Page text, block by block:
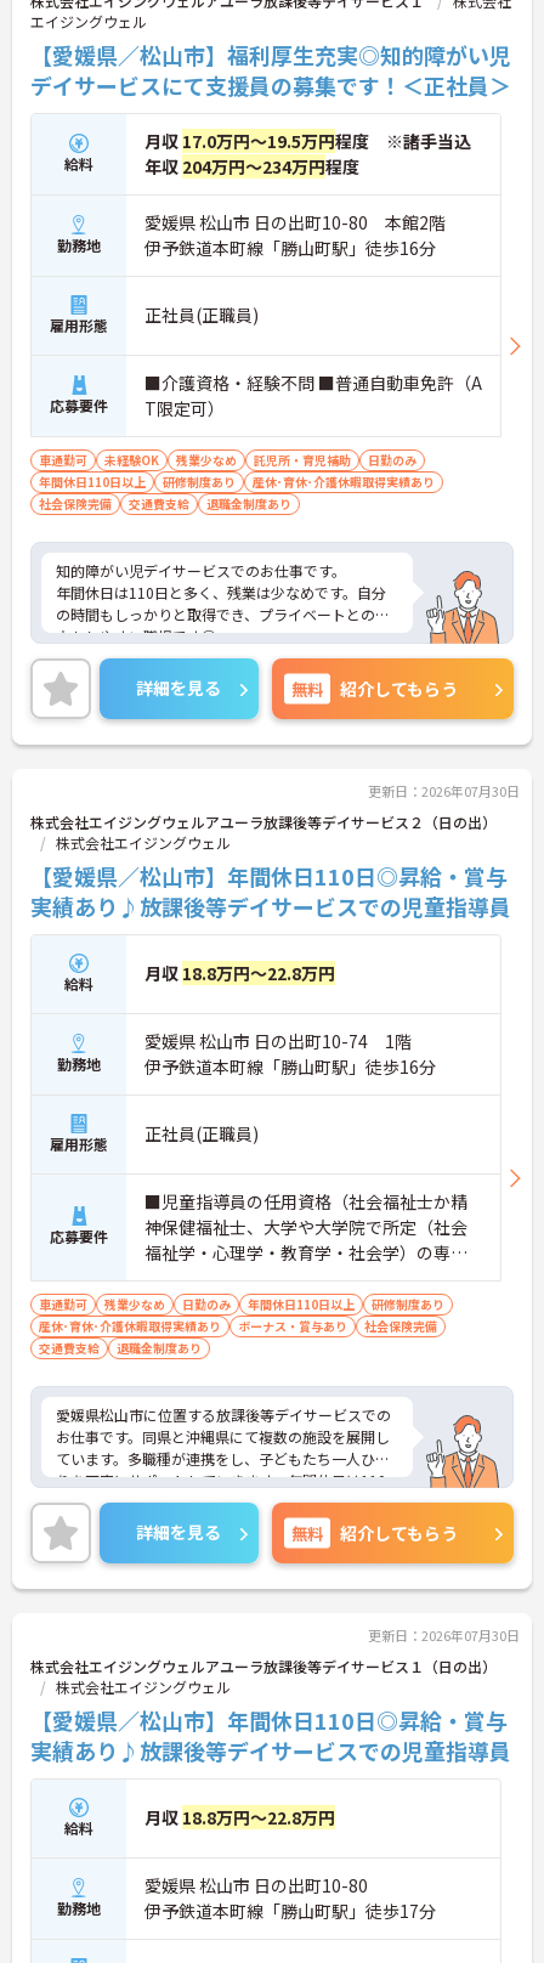
エイジングウェル
【愛媛県／松山市】福利厚生充実◎知的障がい児
デイサービスにて支援員の募集です！＜正社員＞
給料
月収 17.0万円～19.5万円程度 ※諸手当込
年収 204万円～234万円程度
勤務地
愛媛県 松山市 日の出町10-80 本館2階
伊予鉄道本町線「勝山町駅」徒歩16分
雇用形態 正社員(正職員)
応募要件
■介護資格・経験不問 ■普通自動車免許（A
T限定可）
車通勤可 未経験OK 残業少なめ 託児所・育児補助
日勤のみ
年間休日110日以上
研修制度あり
産休･育休･介護休暇取得実績あり
社会保険完備
交通費支給 退職金制度あり
知的障がい児デイサービスでのお仕事です。
年間休日は110日と多く、残業は少なめです。自分
の時間もしっかりと取得でき、プライベートとの両
立もしやすい職場です◎
ご興味がある方は是非一度マイナビまでお問い合わ
せください。さらに詳細などお伝えします！
詳細を見る 無料 紹介してもらう
更新日：2026年07月30日
株式会社エイジングウェルアユーラ放課後等デイサービス２（日の出）
株式会社エイジングウェル
【愛媛県／松山市】年間休日110日◎昇給・賞与
実績あり♪放課後等デイサービスでの児童指導員
給料 月収 18.8万円～22.8万円
勤務地
愛媛県 松山市 日の出町10-74 1階
伊予鉄道本町線「勝山町駅」徒歩16分
雇用形態 正社員(正職員)
応募要件
■児童指導員の任用資格（社会福祉士か精
神保健福祉士、大学や大学院で所定（社会
福祉学・心理学・教育学・社会学）の専門
課程を修了、児童福祉施設で2年以上の実務
経験がある） ■普通自動車運転免許（ＡＴ
限定可）／必須 ■児童指導員経験あれば尚
可
車通勤可 残業少なめ 日勤のみ 年間休日110日以上
研修制度あり
産休･育休･介護休暇取得実績あり
ボーナス・賞与あり
社会保険完備
交通費支給
退職金制度あり
愛媛県松山市に位置する放課後等デイサービスでの
お仕事です。同県と沖縄県にて複数の施設を展開し
ています。多職種が連携をし、子どもたち一人ひと
りを丁寧にサポートしていきます。年間休日は110
日、残業は月に10時間程度で、メリハリのある勤務
が可能です。ご興味のある方には、面接対策ポイン
トなど、さらに詳細をお話しいたしますのでお気軽
にご相談ください！
詳細を見る 無料 紹介してもらう
更新日：2026年07月30日
株式会社エイジングウェルアユーラ放課後等デイサービス１（日の出）
株式会社エイジングウェル
【愛媛県／松山市】年間休日110日◎昇給・賞与
実績あり♪放課後等デイサービスでの児童指導員
給料 月収 18.8万円～22.8万円
勤務地
愛媛県 松山市 日の出町10-80
伊予鉄道本町線「勝山町駅」徒歩17分